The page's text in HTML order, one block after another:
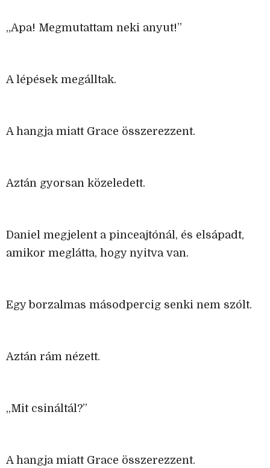
„Apa! Megmutattam neki anyut!”
A lépések megálltak.
A hangja miatt Grace összerezzent.
Aztán gyorsan közeledett.
Daniel megjelent a pinceajtónál, és elsápadt,
amikor meglátta, hogy nyitva van.
Egy borzalmas másodpercig senki nem szólt.
Aztán rám nézett.
„Mit csináltál?”
A hangja miatt Grace összerezzent.